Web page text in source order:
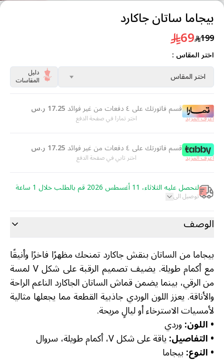
بيجاما ساتان جاكارد
199
69
اختر المقاس :
اختر المقاس
دليل
المقاسات
قسم فاتورتك على ٤ دفعات من غير فوائد 17.25 ر.س
اختر تمارا في صفحة الدفع اعرف المزيد
قسم فاتورتك على ٤ دفعات من غير فوائد 17.25 ر.س
اختر تابي في صفحة الدفع اعرف المزيد
لتحصل عليه الثلاثاء، 11 أغسطس 2026 قم بالطلب خلال 1 ساعة
توصيل الى
الوصف
بيجاما من الساتان بنقش جاكارد تمنحك مظهرًا فاخرًا وأنيقًا
مع أكمام طويلة. يضيف تصميم الرقبة على شكل V لمسة
من الرقي، بينما يضمن قماش الساتان الجاكارد الناعم الراحة
والأناقة. يعزز اللون الوردي جاذبية القطعة مما يجعلها مثالية
لأمسيات الاسترخاء أو ليالٍ مريحة.
•اللون:وردي
•التفاصيل:ياقة على شكل V، أكمام طويلة، سروال
•النوع:بيجاما